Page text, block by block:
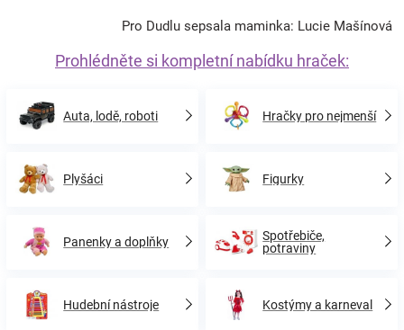
Pro Dudlu sepsala maminka: Lucie Mašínová
Prohlédněte si kompletní nabídku hraček:
Auta, lodě, roboti Hračky pro nejmenší
Plyšáci Figurky
Panenky a doplňky
Spotřebiče,
potraviny
Hudební nástroje Kostýmy a karneval